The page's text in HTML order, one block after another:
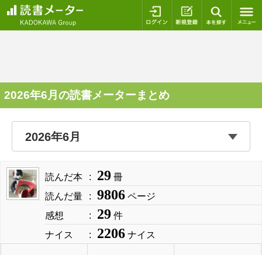
ログイン 新規登録
2026年6月の読書メーターまとめ
読んだ本 29 冊
読んだ量
9806 ページ
感想
29 件
ナイス
2206 ナイス